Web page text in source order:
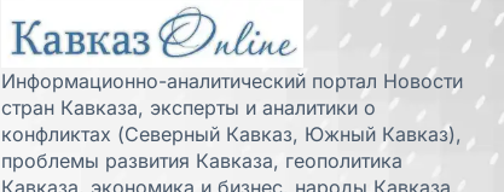
Информационно-аналитический портал Новости
стран Кавказа, эксперты и аналитики о
конфликтах (Северный Кавказ, Южный Кавказ),
проблемы развития Кавказа, геополитика
Кавказа, экономика и бизнес, народы Кавказа,